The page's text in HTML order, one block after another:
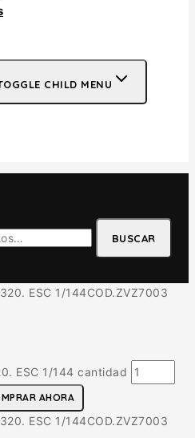
CHILD MENU
BUSCAR
COD.ZVZ7003
ESC 1/144 cantidad
AHORA
COD.ZVZ7003